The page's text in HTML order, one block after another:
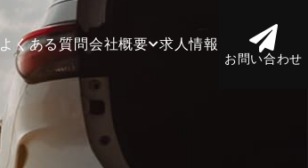
よくある質問会社概要 求人情報
お問い合わせ